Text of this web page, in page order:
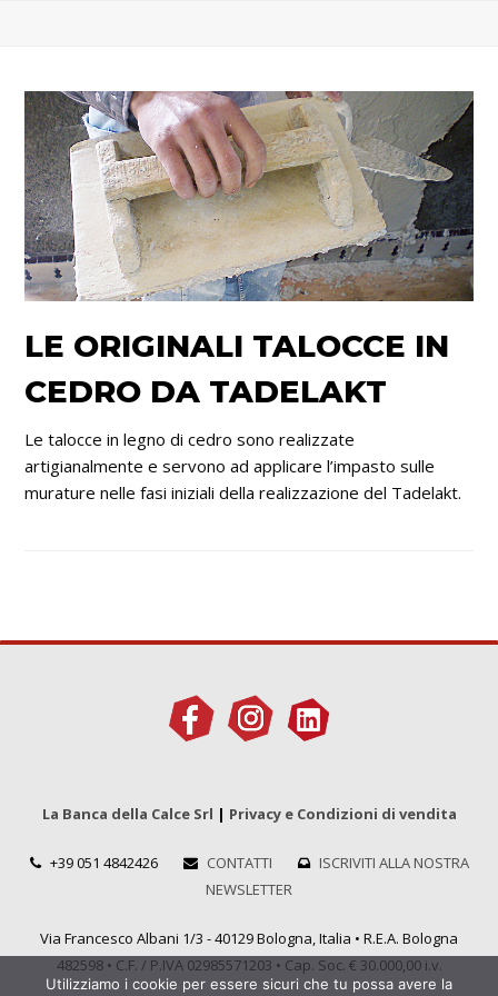
LE ORIGINALI TALOCCE IN
CEDRO DA TADELAKT
Le talocce in legno di cedro sono realizzate
artigianalmente e servono ad applicare l’impasto sulle
murature nelle fasi iniziali della realizzazione del Tadelakt.
La Banca della Calce Srl | Privacy e Condizioni di vendita
+39 051 4842426 CONTATTI
ISCRIVITI ALLA NOSTRA
NEWSLETTER
Via Francesco Albani 1/3 - 40129 Bologna, Italia • R.E.A. Bologna
482598 • C.F. / P.IVA 02985571203 • Cap. Soc. € 30.000,00 i.v.
Utilizziamo i cookie per essere sicuri che tu possa avere la